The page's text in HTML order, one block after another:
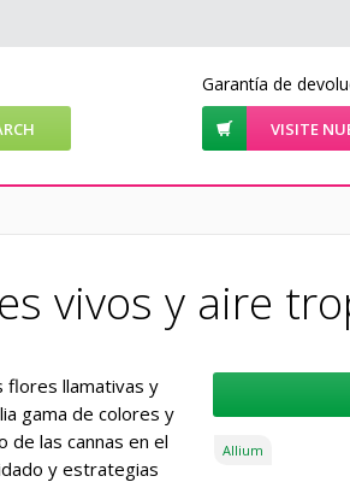
Garantía de
VISITE
vivos y aire
flores llamativas y
gama de colores y
de las cannas en el
y estrategias
Allium